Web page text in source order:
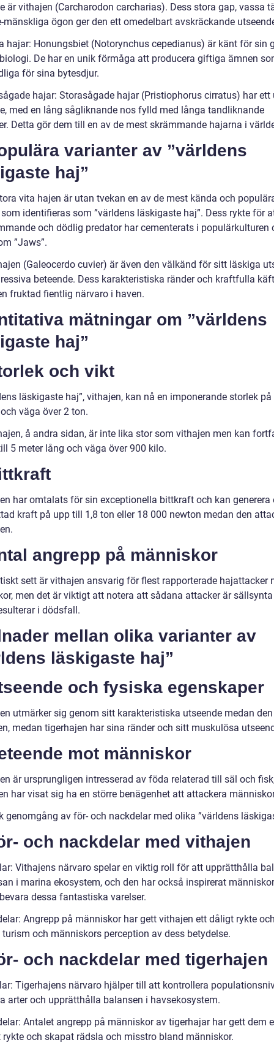
är vithajen (Carcharodon carcharias). Dess stora gap, vassa
mänskliga ögon ger den ett omedelbart avskräckande
hajar: Honungsbiet (Notorynchus cepedianus) är känt för sin
De har en unik förmåga att producera giftiga ämnen
för sina bytesdjur.
hajar: Storasågade hajar (Pristiophorus cirratus) har ett
med en lång sågliknande nos fylld med långa tandliknande
Detta gör dem till en av de mest skrämmande hajarna i
varianter av ”världens
haj”
vita hajen är utan tvekan en av de mest kända och
identifieras som ”världens läskigaste haj”. Dess rykte för
och dödlig predator har cementerats i populärkulturen
”Jaws”.
(Galeocerdo cuvier) är även den välkänd för sitt läskiga
beteende. Dess karakteristiska ränder och kraftfulla
fruktad fientlig närvaro i haven.
mätningar om ”världens
haj”
och vikt
läskigaste haj”, vithajen, kan nå en imponerande storlek
väga över 2 ton.
å andra sidan, är inte lika stor som vithajen men kan
5 meter lång och väga över 900 kilo.
har omtalats för sin exceptionella bittkraft och kan generera
kraft på upp till 1,8 ton eller 18 000 newton medan den
angrepp på människor
sett är vithajen ansvarig för flest rapporterade hajattacker
men det är viktigt att notera att sådana attacker är
i dödsfall.
mellan olika varianter av
läskigaste haj”
och fysiska egenskaper
utmärker sig genom sitt karakteristiska utseende medan
medan tigerhajen har sina ränder och sitt muskulösa
mot människor
är ursprungligen intresserad av föda relaterad till säl och
har visat sig ha en större benägenhet att attackera
genomgång av för- och nackdelar med olika ”världens
och nackdelar med vithajen
Vithajens närvaro spelar en viktig roll för att upprätthålla
i marina ekosystem, och den har också inspirerat
dessa fantastiska varelser.
Angrepp på människor har gett vithajen ett dåligt rykte
turism och människors perception av dess betydelse.
och nackdelar med tigerhajen
Tigerhajens närvaro hjälper till att kontrollera
arter och upprätthålla balansen i havsekosystem.
Antalet angrepp på människor av tigerhajar har gett dem
rykte och skapat rädsla och misstro bland människor.